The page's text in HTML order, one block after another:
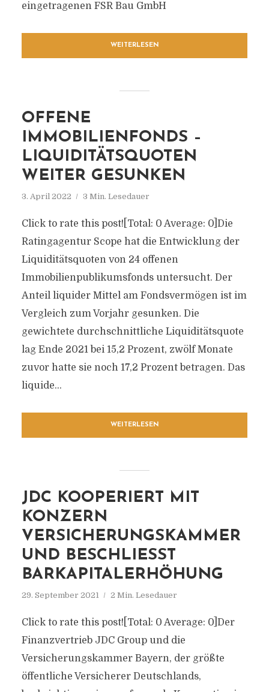
eingetragenen FSR Bau GmbH
WEITERLESEN
OFFENE
IMMOBILIENFONDS –
LIQUIDITÄTSQUOTEN
WEITER GESUNKEN
3. April 2022 3 Min. Lesedauer
Click to rate this post![Total: 0 Average: 0]Die
Ratingagentur Scope hat die Entwicklung der
Liquiditätsquoten von 24 offenen
Immobilienpublikumsfonds untersucht. Der
Anteil liquider Mittel am Fondsvermögen ist im
Vergleich zum Vorjahr gesunken. Die
gewichtete durchschnittliche Liquiditätsquote
lag Ende 2021 bei 15,2 Prozent, zwölf Monate
zuvor hatte sie noch 17,2 Prozent betragen. Das
liquide...
WEITERLESEN
JDC KOOPERIERT MIT
KONZERN
VERSICHERUNGSKAMMER
UND BESCHLIESST B
ARKAPITALERHÖHUNG
29. September 2021 2 Min. Lesedauer
Click to rate this post![Total: 0 Average: 0]Der
Finanzvertrieb JDC Group und die
Versicherungskammer Bayern, der größte
öffentliche Versicherer Deutschlands,